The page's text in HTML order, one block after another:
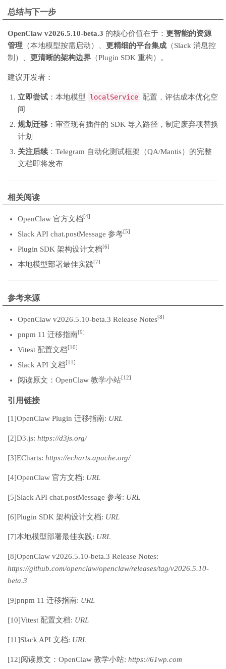
总结与下一步
OpenClaw v2026.5.10-beta.3 的核心价值在于： 更智能的资源
管理 （本地模型按需启动）、 更精细的平台集成 （Slack 消息控
制）、 更清晰的架构边界 （Plugin SDK 重构）。
建议开发者：
立即尝试 ：本地模型 localService 配置，评估成本优化空
间
规划迁移 ：审查现有插件的 SDK 导入路径，制定废弃项替换
计划
关注后续：Telegram 自动化测试框架（QA/Mantis）的完整
文档即将发布
相关阅读
OpenClaw 官方文档[4]
Slack API chat.postMessage 参考[5]
Plugin SDK 架构设计文档[6]
本地模型部署最佳实践[7]
参考来源
OpenClaw v2026.5.10-beta.3 Release Notes[8]
pnpm 11 迁移指南[9]
Vitest 配置文档[10]
Slack API 文档[11]
阅读原文：OpenClaw 教学小站[12]
引用链接
[1]OpenClaw Plugin 迁移指南: URL
[2]D3.js: https://d3js.org/
[3]ECharts: https://echarts.apache.org/
[4]OpenClaw 官方文档: URL
[5]Slack API chat.postMessage 参考: URL
[6]Plugin SDK 架构设计文档: URL
[7]本地模型部署最佳实践: URL
[8]OpenClaw v2026.5.10-beta.3 Release Notes:
https://github.com/openclaw/openclaw/releases/tag/v2026.5.10-
beta.3
[9]pnpm 11 迁移指南: URL
[10]Vitest 配置文档: URL
[11]Slack API 文档: URL
[12]阅读原文：OpenClaw 教学小站: https://61wp.com